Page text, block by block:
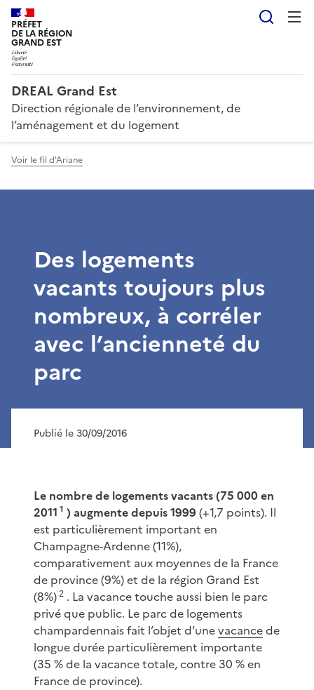
PRÉFET
DE LA RÉGION
GRAND EST
DREAL Grand Est
Direction régionale de l’environnement, de
l’aménagement et du logement
Voir le fil d'Ariane
Des logements
vacants toujours plus
nombreux, à corréler
avec l’ancienneté du
parc
Publié le 30/09/2016
Le nombre de logements vacants (75 000 en
2011 1 ) augmente depuis 1999 (+1,7 points). Il
est particulièrement important en
Champagne-Ardenne (11%),
comparativement aux moyennes de la France
de province (9%) et de la région Grand Est
(8%)2 . La vacance touche aussi bien le parc
privé que public. Le parc de logements
champardennais fait l’objet d’unevacancede
longue durée particulièrement importante
(35 % de la vacance totale, contre 30 % en
France de province).